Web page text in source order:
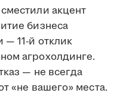
акцент
бизнеса
11-й отклик
агрохолдинге.
— не всегда
«не вашего» места.